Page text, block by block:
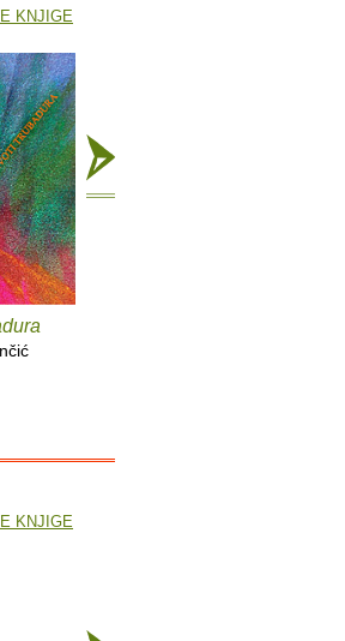
KNJIGE
KNJIGE